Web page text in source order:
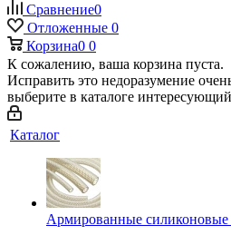
Сравнение0
Отложенные 0
Корзина0 0
К сожалению, ваша корзина пуста.
Исправить это недоразумение
выберите в каталоге
Каталог
Армированные